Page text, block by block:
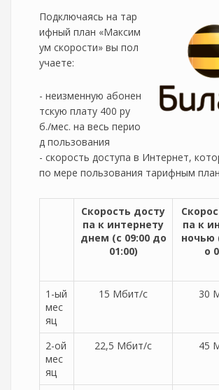
Подключаясь на тар
ифный план «Максим
ум скорости» вы пол
учаете:
- неизменную абонен
тскую плату 400 ру
б./мес. на весь перио
д пользования
- скорость доступа в Интернет,
по мере пользования тарифным
Скорость досту
па к интернету
днем (с 09:00 до
01:00)
па к
ночью
о
1-ый
мес
яц
15 Мбит/с 30
2-ой
мес
яц
22,5 Мбит/с 45